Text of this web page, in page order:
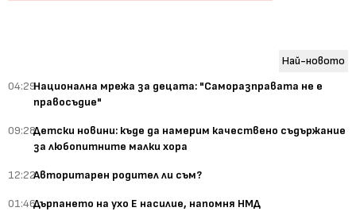
Най-новото
04:29Национална мрежа за децата: "Саморазправата не е
правосъдие"
09:28Детски новини: къде да намерим качествено съдържание
за любопитните малки хора
12:22Авторитарен родител ли съм?
01:46Дърпането на ухо Е насилие, напомня НМД